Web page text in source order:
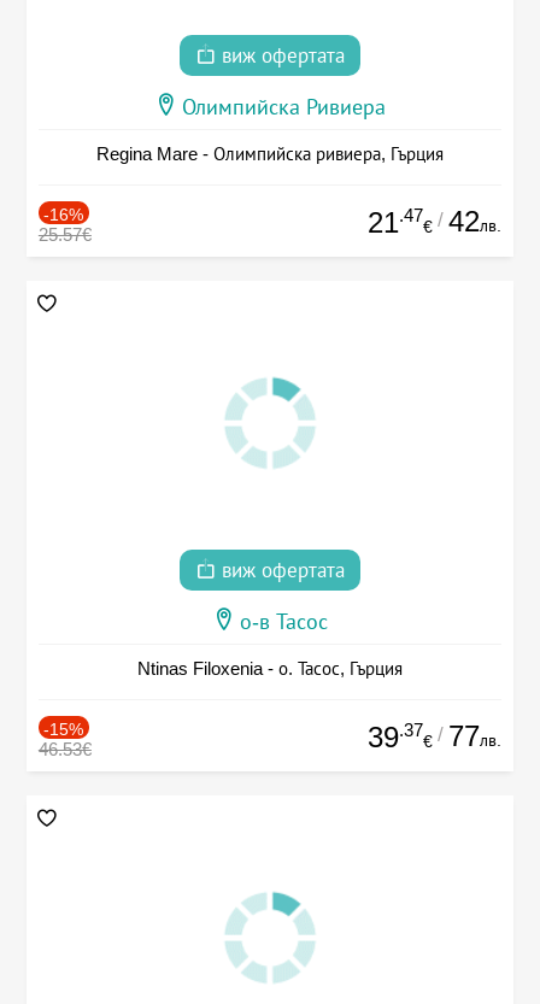
виж офертата
Олимпийска Ривиера
Regina Mare - Олимпийска ривиера, Гърция
-16%
25.57€ 21.47
€ / 42лв.
виж офертата
о-в Тасос
Ntinas Filoxenia - о. Тасос, Гърция
-15%
46.53€ 39.37
€ / 77лв.